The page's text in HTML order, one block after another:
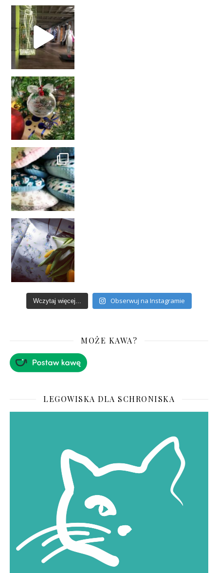
Wczytaj więcej... Obserwuj na Instagramie
MOŻE KAWA?
LEGOWISKA DLA SCHRONISKA